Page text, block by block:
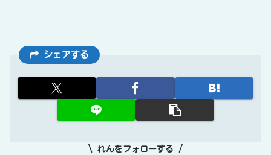
シェアする
れんをフォローする